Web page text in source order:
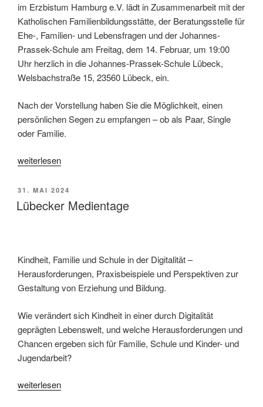
im Erzbistum Hamburg e.V. lädt in Zusammenarbeit mit der
Katholischen Familienbildungsstätte, der Beratungsstelle für
Ehe-, Familien- und Lebensfragen und der Johannes-
Prassek-Schule am Freitag, dem 14. Februar, um 19:00
Uhr herzlich in die Johannes-Prassek-Schule Lübeck,
Welsbachstraße 15, 23560 Lübeck, ein.
Nach der Vorstellung haben Sie die Möglichkeit, einen
persönlichen Segen zu empfangen – ob als Paar, Single
oder Familie.
„Einladung
Soiree
am
weiterlesen
VERÖFFENTLICHT
AM
31. MAI 2024
Lübecker Medientage
Kindheit, Familie und Schule in der Digitalität –
Herausforderungen, Praxisbeispiele und Perspektiven zur
Gestaltung von Erziehung und Bildung.
Wie verändert sich Kindheit in einer durch Digitalität
geprägten Lebenswelt, und welche Herausforderungen und
Chancen ergeben sich für Familie, Schule und Kinder- und
Jugendarbeit?
„Lübecker
weiterlesen